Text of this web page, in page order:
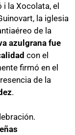
i la Xocolata, el
la iglesia
de la
azulgrana fue
con el
firmó en el
de la
.